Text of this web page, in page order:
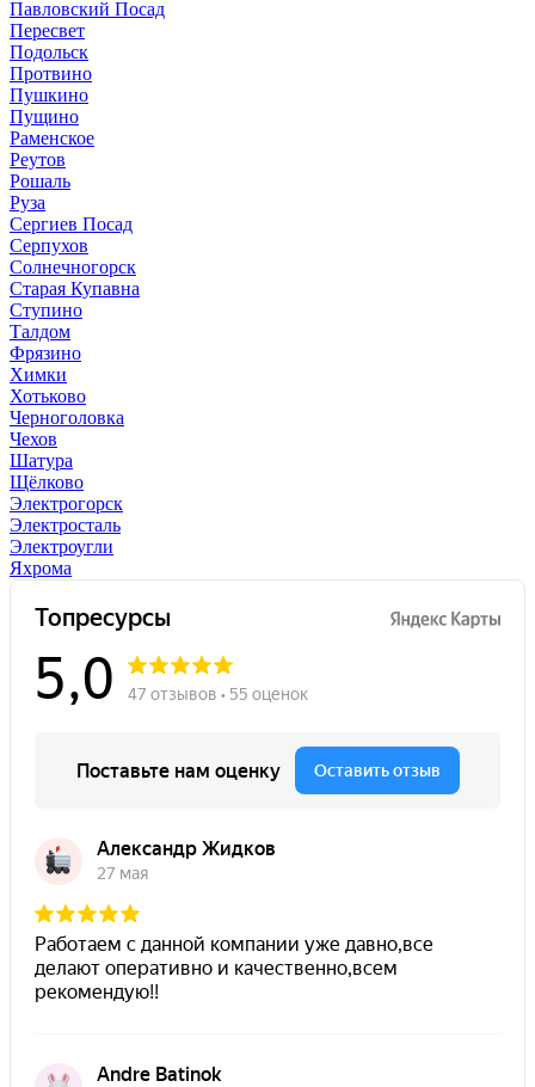
Павловский Посад
Пересвет
Подольск
Протвино
Пушкино
Пущино
Раменское
Реутов
Рошаль
Руза
Сергиев Посад
Серпухов
Солнечногорск
Старая Купавна
Ступино
Талдом
Фрязино
Химки
Хотьково
Черноголовка
Чехов
Шатура
Щёлково
Электрогорск
Электросталь
Электроугли
Яхрома